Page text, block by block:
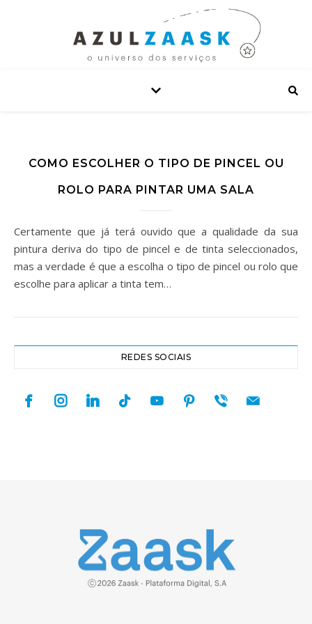
COMO ESCOLHER O TIPO DE PINCEL OU
ROLO PARA PINTAR UMA SALA
Certamente que já terá ouvido que a qualidade da sua
pintura deriva do tipo de pincel e de tinta seleccionados,
mas a verdade é que a escolha o tipo de pincel ou rolo que
escolhe para aplicar a tinta tem…
REDES SOCIAIS
facebookinstagramlinkedintiktok youtubepinterest
viber mail